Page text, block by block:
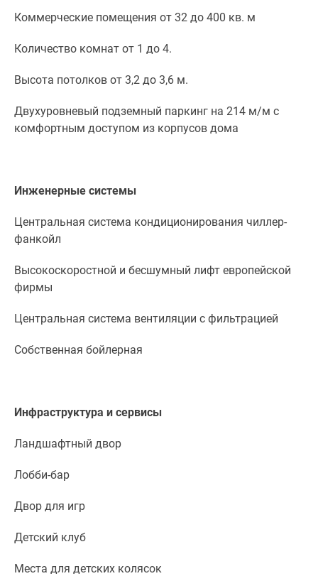
Дома
коттеджи
поселки
Новой
Москве
Строящиеся
коттеджные
поселки
Коттеджные
поселки
Коттеджные
ипотеку
Бизнес-
центры
Скидки
акции
Коммерческие помещения от 32 до 400 кв. м
Количество комнат от 1 до 4.
Высота потолков от 3,2 до 3,6 м.
Двухуровневый подземный паркинг на 214 м/м с
комфортным доступом из корпусов дома
Инженерные системы
Центральная система кондиционирования чиллер-
фанкойл
Высокоскоростной и бесшумный лифт европейской
фирмы
Центральная система вентиляции с фильтрацией
Собственная бойлерная
Инфраструктура и сервисы
Ландшафтный двор
Лобби-бар
Двор для игр
Детский клуб
Места для детских колясок